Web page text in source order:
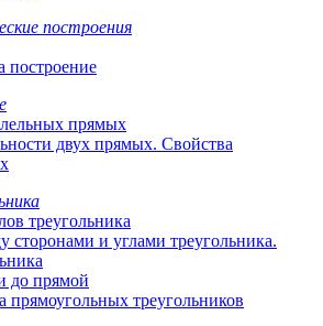
построения
построение
прямых
двух прямых. Свойства
треугольника
и углами треугольника.
до прямой
прямоугольных треугольников